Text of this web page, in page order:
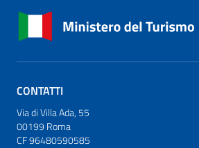
CONTATTI
Via di Villa Ada, 55
00199 Roma
CF 96480590585